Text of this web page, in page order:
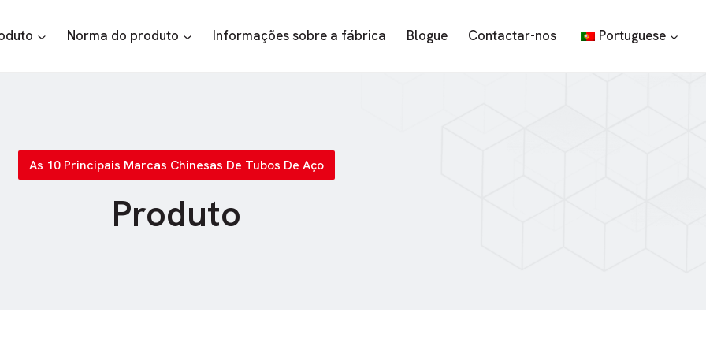
Norma do produto Informações sobre a fábrica Blogue Contactar-nos Portuguese
As 10 Principais Marcas Chinesas De Tubos De Aço
Produto